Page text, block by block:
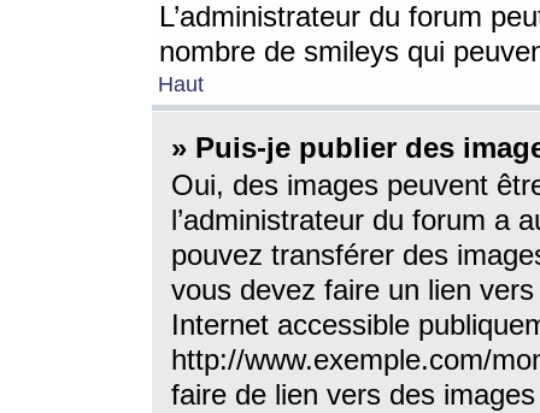
L’administrateur du forum
nombre de smileys qui
Haut
» Puis-je publier des
Oui, des images peuvent
l’administrateur du forum a
pouvez transférer des
vous devez faire un lien
Internet accessible
http://www.exemple.com/
faire de lien vers des